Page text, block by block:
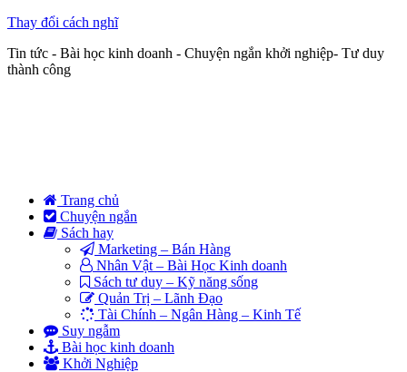
Thay đổi cách nghĩ
Tin tức - Bài học kinh doanh - Chuyện ngắn khởi nghiệp- Tư duy
thành công
Trang chủ
Chuyện ngắn
Sách hay
Marketing – Bán Hàng
Nhân Vật – Bài Học Kinh doanh
Sách tư duy – Kỹ năng sống
Quản Trị – Lãnh Đạo
Tài Chính – Ngân Hàng – Kinh Tế
Suy ngẫm
Bài học kinh doanh
Khởi Nghiệp